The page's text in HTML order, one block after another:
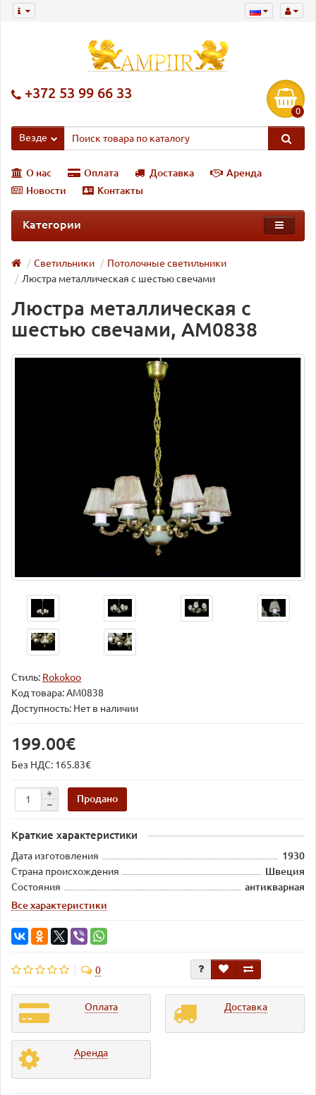
+372 53 99 66 33
0
Везде
О нас Оплата Доставка
Аренда
Новости
Контакты
Категории
Светильники
Потолочные светильники
Люстра металлическая с шестью свечами
Люстра металлическая с
шестью свечами, AM0838
Стиль: Rokokoo
Код товара:AM0838
Доступность: Нет в наличии
199.00€
Без НДС: 165.83€
Продано
Краткие характеристики
Дата изготовления
1930
Страна происхождения
Швеция
Состояния
антикварная
Все характеристики
0
Оплата Доставка
Аренда